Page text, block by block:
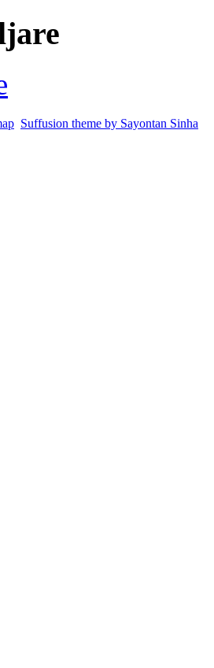
Suffusion theme by Sayontan Sinha